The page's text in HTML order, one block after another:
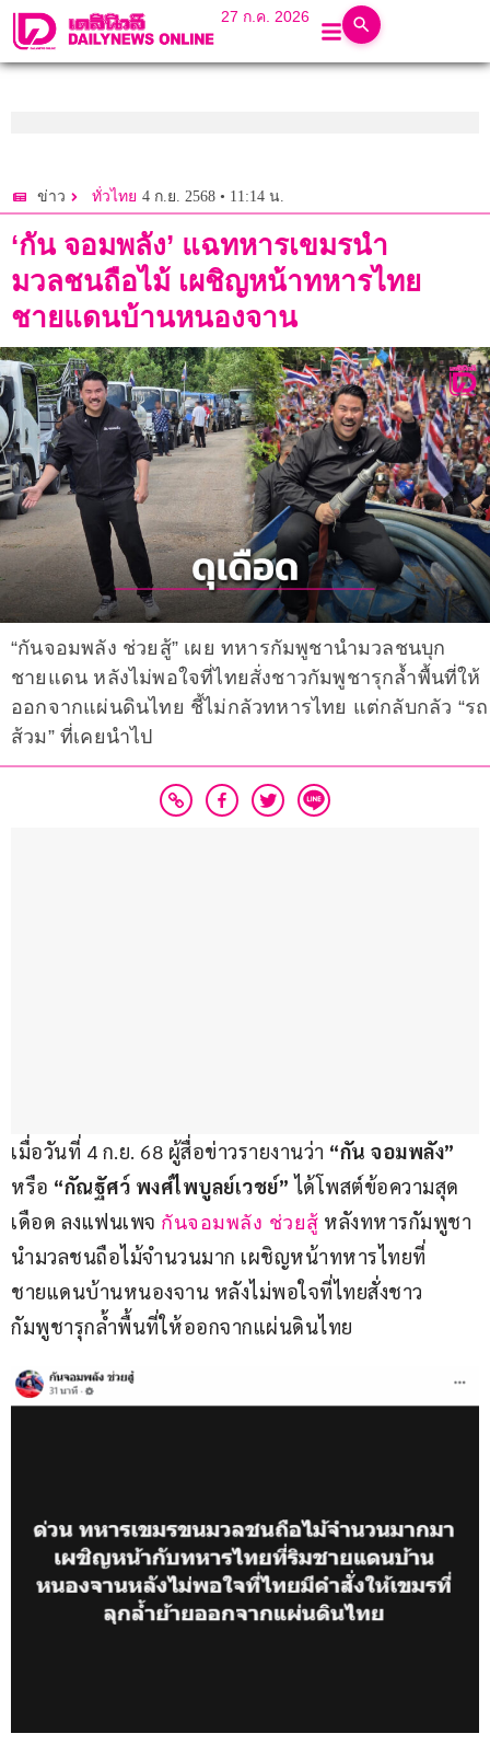
27 ก.ค. 2026
ข่าว ทั่วไทย 4 ก.ย. 2568 • 11:14 น.
‘กัน จอมพลัง’ แฉทหารเขมรนำ
มวลชนถือไม้ เผชิญหน้าทหารไทย
ชายแดนบ้านหนองจาน
“กันจอมพลัง ช่วยสู้” เผย ทหารกัมพูชานำมวลชนบุก
ชายแดน หลังไม่พอใจที่ไทยสั่งชาวกัมพูชารุกล้ำพื้นที่ให้
ออกจากแผ่นดินไทย ชี้ไม่กลัวทหารไทย แต่กลับกลัว “รถ
ส้วม” ที่เคยนำไป
เมื่อวันที่ 4 ก.ย. 68 ผู้สื่อข่าวรายงานว่า “กัน จอมพลัง”
หรือ “กัณฐัศว์ พงศ์ไพบูลย์เวชย์” ได้โพสต์ข้อความสุด
เดือด ลงแฟนเพจ กันจอมพลัง ช่วยสู้ หลังทหารกัมพูชา
นำมวลชนถือไม้จำนวนมาก เผชิญหน้าทหารไทยที่
ชายแดนบ้านหนองจาน หลังไม่พอใจที่ไทยสั่งชาว
กัมพูชารุกล้ำพื้นที่ให้ออกจากแผ่นดินไทย